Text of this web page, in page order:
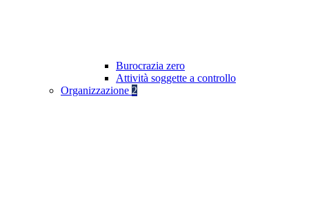
Burocrazia zero
Attività soggette a controllo
Organizzazione 2